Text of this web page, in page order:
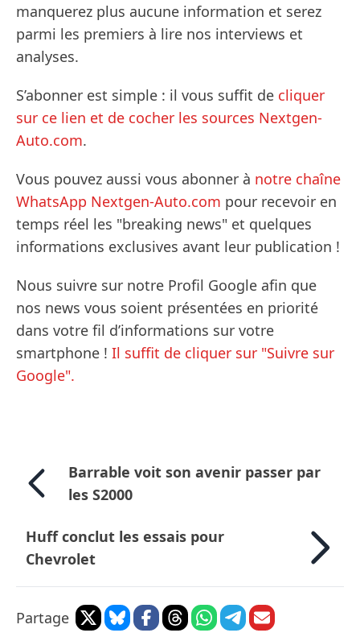
manquerez plus aucune information et serez
parmi les premiers à lire nos interviews et
analyses.
S’abonner est simple : il vous suffit de cliquer
sur ce lien et de cocher les sources Nextgen-
Auto.com.
Vous pouvez aussi vous abonner à notre chaîne
WhatsApp Nextgen-Auto.com pour recevoir en
temps réel les "breaking news" et quelques
informations exclusives avant leur publication !
Nous suivre sur notre Profil Google afin que
nos news vous soient présentées en priorité
dans votre fil d’informations sur votre
smartphone ! Il suffit de cliquer sur "Suivre sur
Google".
Barrable voit son avenir passer par
les S2000
Huff conclut les essais pour
Chevrolet
Partage